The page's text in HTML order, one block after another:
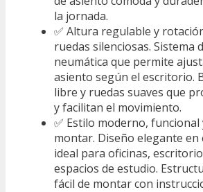
la jornada.
✅ Altura regulable y
ruedas silenciosas. Sistema
neumática que permite
asiento según el escritorio.
libre y ruedas suaves que
y facilitan el movimiento.
✅ Estilo moderno, funcional
montar. Diseño elegante
ideal para oficinas,
espacios de estudio.
fácil de montar con